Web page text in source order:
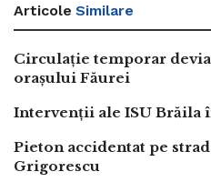
Articole Similare
Circulație temporar
orașului Făurei
Intervenții ale ISU Brăila
Pieton accidentat pe
Grigorescu